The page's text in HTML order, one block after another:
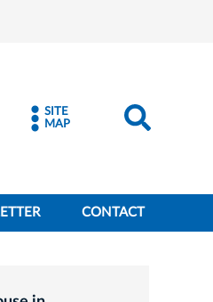
- Instagram
Kraków - LinkedIn
SITE
MAP
CONTACT